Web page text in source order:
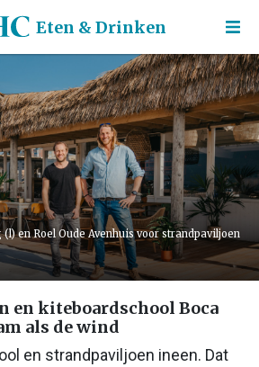
Eten & Drinken
(l) en Roel Oude Avenhuis voor strandpaviljoen
en kiteboardschool Boca
als de wind
en strandpaviljoen ineen. Dat